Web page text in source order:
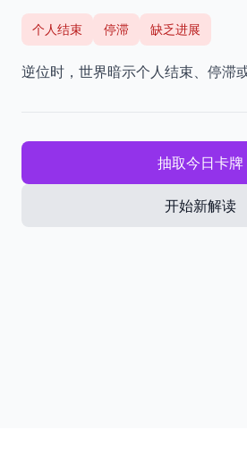
个人结束 停滞 缺乏进展
逆位时，世界暗示个人结束、停滞
抽取今日卡牌
开始新解读